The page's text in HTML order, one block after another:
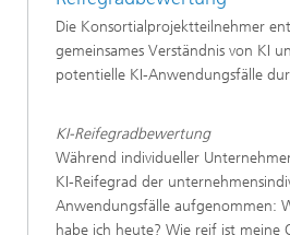
Die Konsortialprojektteilnehmer
gemeinsames Verständnis von KI
potentielle KI-Anwendungsfälle​
KI-Reifegradbewertung​
Während individueller
KI-Reifegrad der
Anwendungsfälle aufgenommen:
habe ich heute? Wie reif ist meine